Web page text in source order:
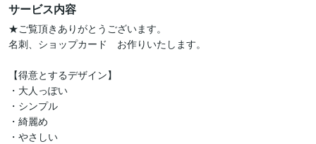
サービス内容
★ご覧頂きありがとうございます。
名刺、ショップカード　お作りいたします。
【得意とするデザイン】
・大人っぽい
・シンプル
・綺麗め
・やさしい